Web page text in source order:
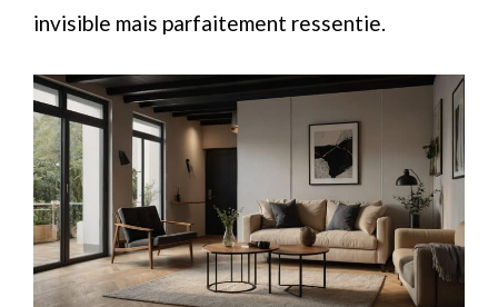
invisible mais parfaitement ressentie.